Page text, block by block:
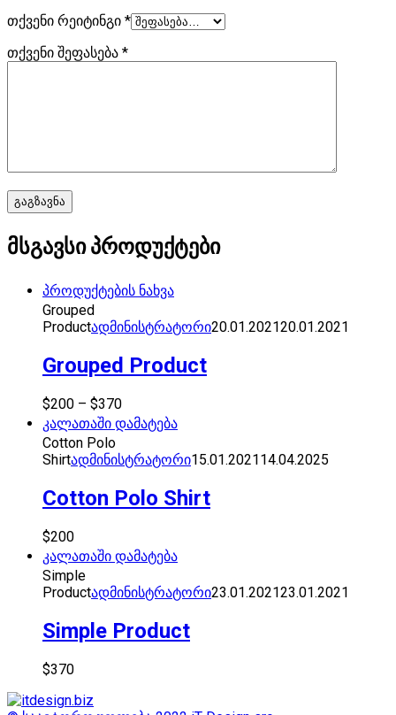
თქვენი რეიტინგი *
თქვენი შეფასება *
მსგავსი პროდუქტები
პროდუქტების ნახვა
Grouped
Productადმინისტრატორი20.01.202120.01.2021
Grouped Product
$200 – $370
კალათაში დამატება
Cotton Polo
Shirtადმინისტრატორი15.01.202114.04.2025
Cotton Polo Shirt
$200
კალათაში დამატება
Simple
Productადმინისტრატორი23.01.202123.01.2021
Simple Product
$370